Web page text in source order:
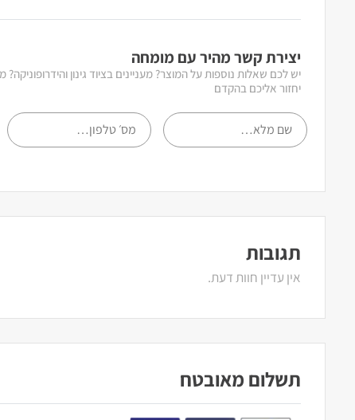
יצירת קשר מהיר עם מומחה
יש לכם שאלות נוספות על המוצר? מעניינים בציוד גינון
יחזור אליכם בהקדם
תגובות
אין עדיין חוות דעת.
תשלום מאובטח